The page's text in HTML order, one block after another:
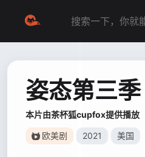
姿态第三季
本片由茶杯狐cupfox提供播放
欧美剧 2021 美国